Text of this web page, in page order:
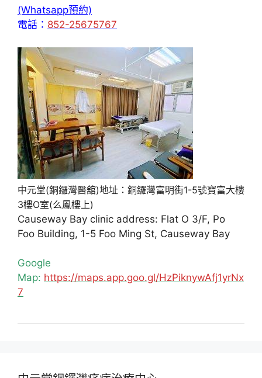
(Whatsapp預約)
電話： 852-25675767
中元堂(銅鑼灣醫舘)地址：銅鑼灣富明街1-5號寶富大樓
3樓O室(么鳳樓上)
Causeway Bay clinic address: Flat O 3/F, Po
Foo Building, 1-5 Foo Ming St, Causeway Bay
Google
Map: https://maps.app.goo.gl/HzPiknywAfj1yrNx
7